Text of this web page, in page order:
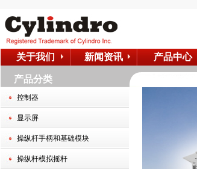
关于我们 新闻资讯 产品中心
产品分类
控制器
显示屏
操纵杆手柄和基础模块
操纵杆模拟摇杆